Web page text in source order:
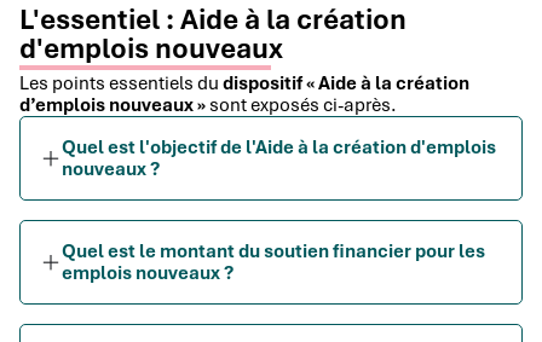
L'essentiel : Aide à la création
d'emplois nouveaux
Les points essentiels du dispositif « Aide à la création
d’emplois nouveaux » sont exposés ci-après.
Quel est l'objectif de l'Aide à la création d'emplois
nouveaux ?
Quel est le montant du soutien financier pour les
emplois nouveaux ?